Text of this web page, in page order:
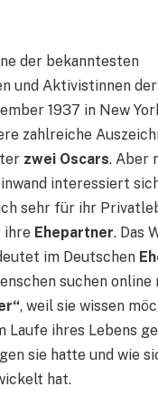
der bekanntesten
und Aktivistinnen
1937 in New
zahlreiche
zwei Oscars. Aber
interessiert
sehr für ihr
ihre Ehepartner. Das
im Deutschen
suchen online
, weil sie wissen
Laufe ihres Lebens
sie hatte und wie
hat.